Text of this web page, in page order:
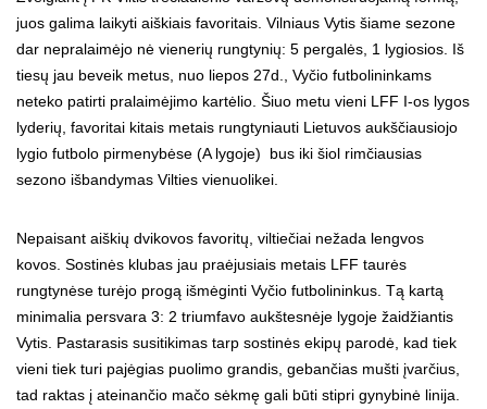
juos galima laikyti aiškiais favoritais. Vilniaus Vytis šiame sezone
dar nepralaimėjo nė vienerių rungtynių: 5 pergalės, 1 lygiosios. Iš
tiesų jau beveik metus, nuo liepos 27d., Vyčio futbolininkams
neteko patirti pralaimėjimo kartėlio. Šiuo metu vieni LFF I-os lygos
lyderių, favoritai kitais metais rungtyniauti Lietuvos aukščiausiojo
lygio futbolo pirmenybėse (A lygoje) bus iki šiol rimčiausias
sezono išbandymas Vilties vienuolikei.
Nepaisant aiškių dvikovos favoritų, viltiečiai nežada lengvos
kovos. Sostinės klubas jau praėjusiais metais LFF taurės
rungtynėse turėjo progą išmėginti Vyčio futbolininkus. Tą kartą
minimalia persvara 3: 2 triumfavo aukštesnėje lygoje žaidžiantis
Vytis. Pastarasis susitikimas tarp sostinės ekipų parodė, kad tiek
vieni tiek turi pajėgias puolimo grandis, gebančias mušti įvarčius,
tad raktas į ateinančio mačo sėkmę gali būti stipri gynybinė linija.